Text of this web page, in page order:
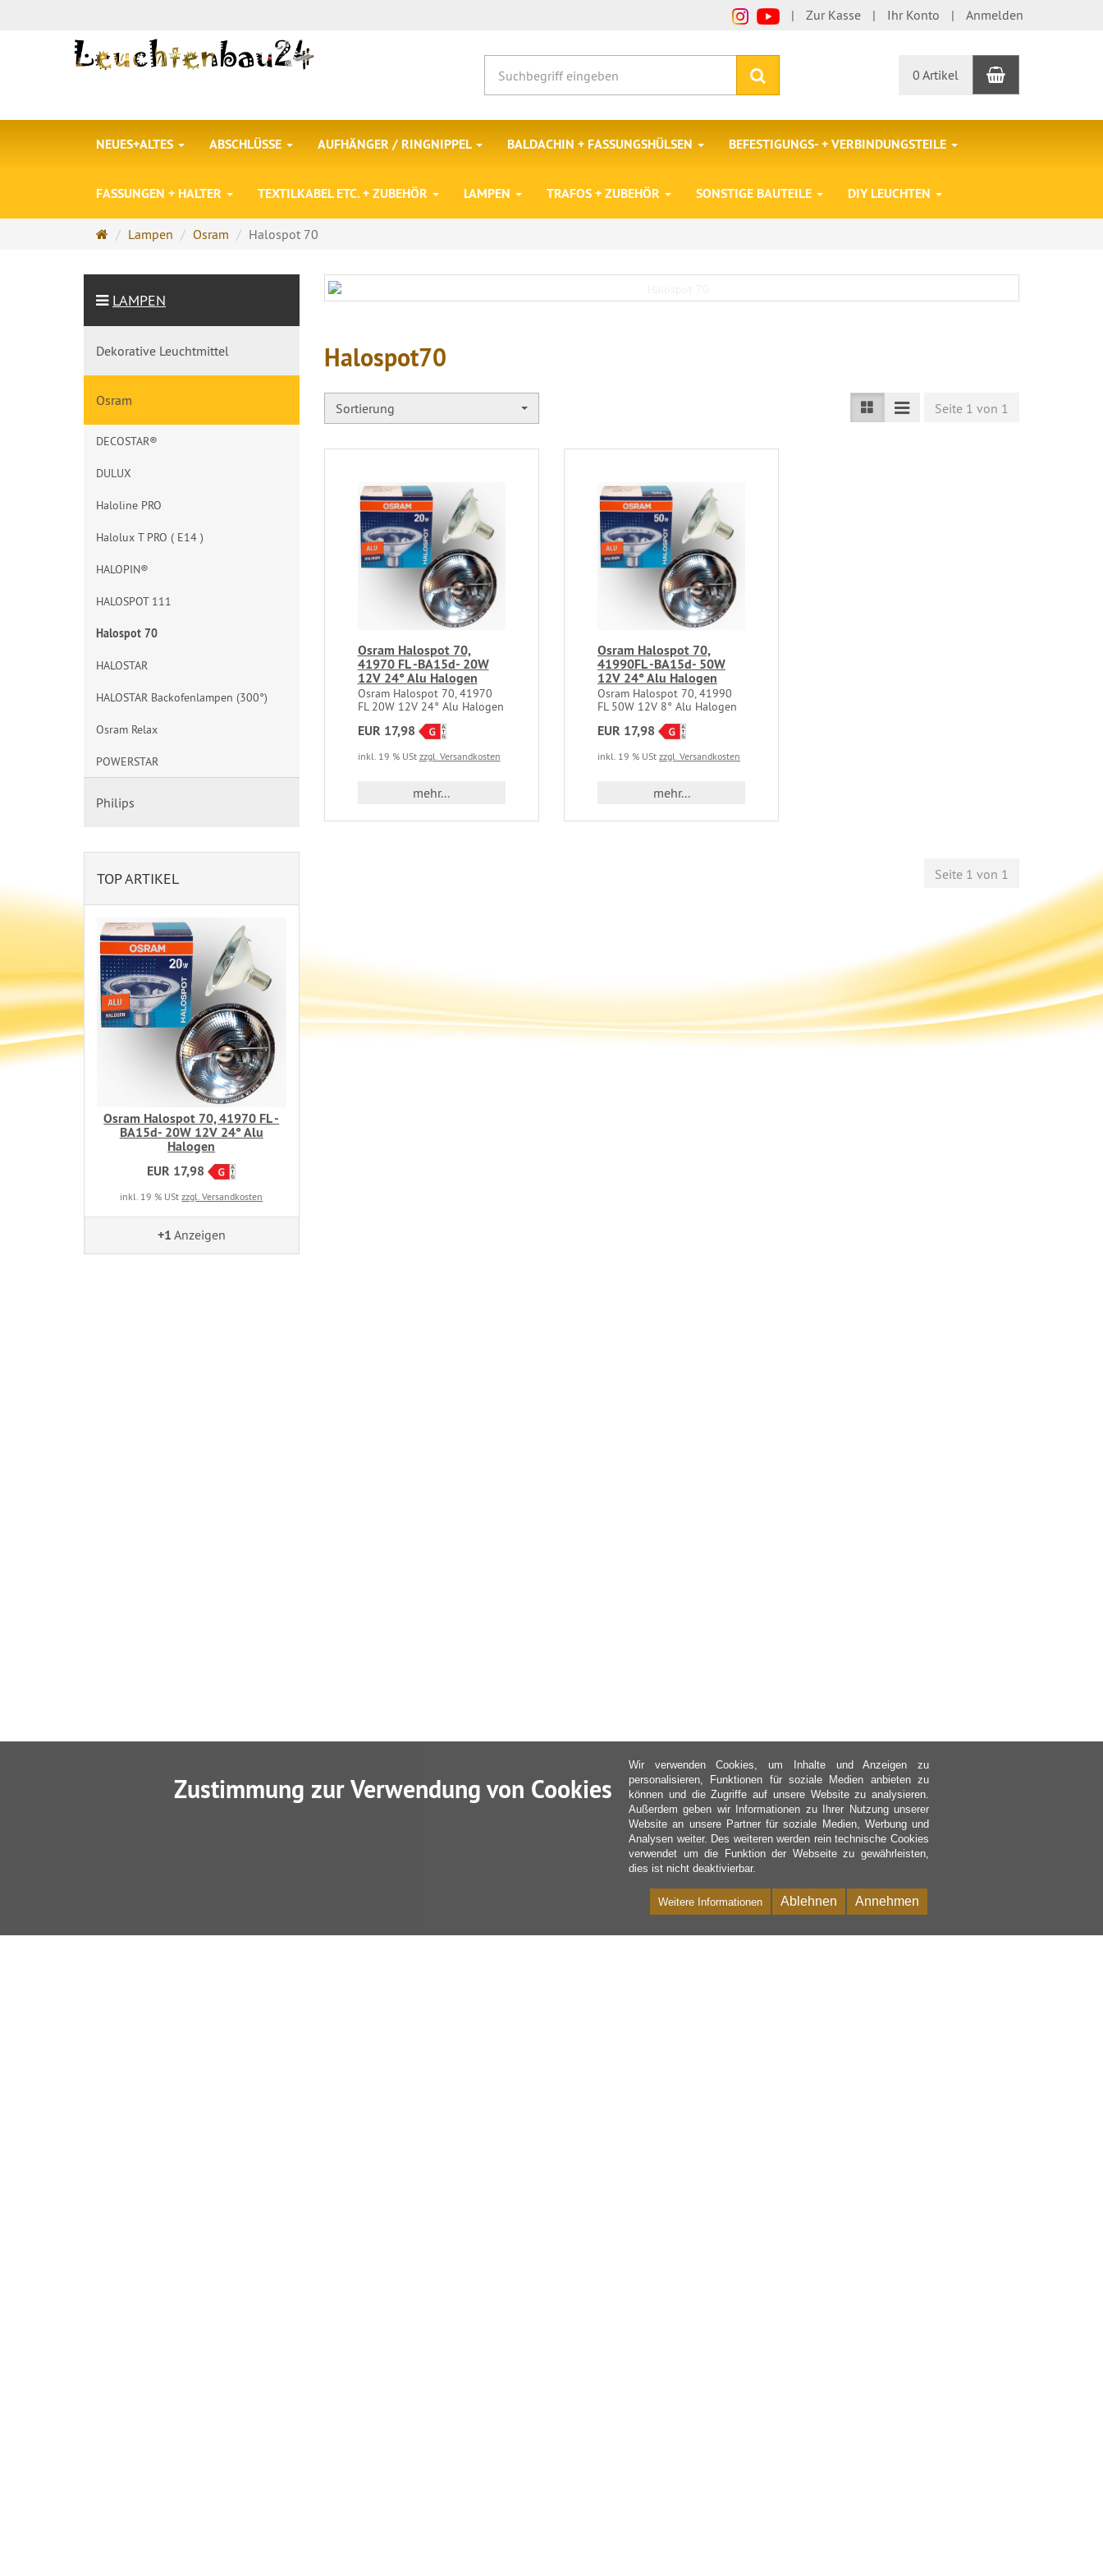
Zur Kasse Ihr Konto Anmelden
0 Artikel Warenkorb
NEUES+ALTES ABSCHLÜSSE AUFHÄNGER / RINGNIPPEL BALDACHIN + FASSUNGSHÜLSEN BEFESTIGUNGS- + VERBINDUNGSTEILE
FASSUNGEN + HALTER TEXTILKABEL ETC. + ZUBEHÖR LAMPEN TRAFOS + ZUBEHÖR SONSTIGE BAUTEILE DIY LEUCHTEN
Startseite
Lampen Osram Halospot 70
Halospot70
Sortierung Seite 1 von 1
Osram Halospot 70,
41970 FL -BA15d- 20W
12V 24° Alu Halogen
Osram Halospot 70, 41970
FL 20W 12V 24° Alu Halogen
EUR 17,98
inkl. 19 % USt zzgl. Versandkosten
mehr...
Osram Halospot 70,
41990FL -BA15d- 50W
12V 24° Alu Halogen
Osram Halospot 70, 41990
FL 50W 12V 8° Alu Halogen
EUR 17,98
inkl. 19 % USt zzgl. Versandkosten
mehr...
Seite 1 von 1
LAMPEN
Dekorative Leuchtmittel
Osram
DECOSTAR®
DULUX
Haloline PRO
Halolux T PRO ( E14 )
HALOPIN®
HALOSPOT 111
Halospot 70
HALOSTAR
HALOSTAR Backofenlampen (300°)
Osram Relax
POWERSTAR
Philips
TOP ARTIKEL
Osram Halospot 70, 41970 FL -
BA15d- 20W 12V 24° Alu
Halogen
EUR 17,98
inkl. 19 % UStzzgl. Versandkosten
+1 Anzeigen
Zustimmung zur Verwendung von Cookies
Wir verwenden Cookies, um Inhalte und Anzeigen zu
personalisieren, Funktionen für soziale Medien anbieten zu
können und die Zugriffe auf unsere Website zu analysieren.
Außerdem geben wir Informationen zu Ihrer Nutzung unserer
Website an unsere Partner für soziale Medien, Werbung und
Analysen weiter. Des weiteren werden rein technische Cookies
verwendet um die Funktion der Webseite zu gewährleisten,
dies ist nicht deaktivierbar.
Annehmen
Ablehnen
Weitere Informationen